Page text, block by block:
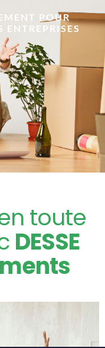
POUR
ENTREPRISES
toute
DESSE